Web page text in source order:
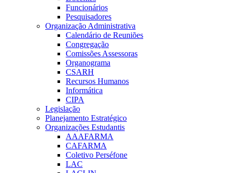
Funcionários
Pesquisadores
Organização Administrativa
Calendário de Reuniões
Congregação
Comissões Assessoras
Organograma
CSARH
Recursos Humanos
Informática
CIPA
Legislação
Planejamento Estratégico
Organizações Estudantis
AAAFARMA
CAFARMA
Coletivo Perséfone
LAC